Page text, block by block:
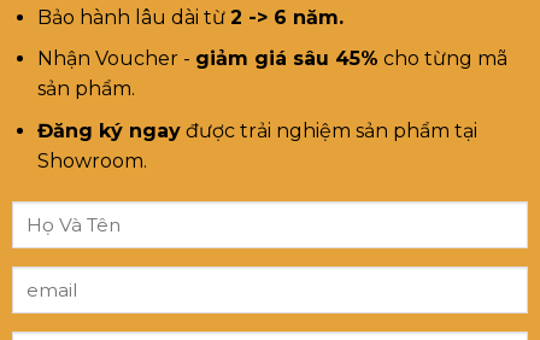
Bảo hành lâu dài từ 2 -> 6 năm.
Nhận Voucher - giảm giá sâu 45% cho từng mã
sản phẩm.
Đăng ký ngayđược trải nghiệm sản phẩm tại
Showroom.